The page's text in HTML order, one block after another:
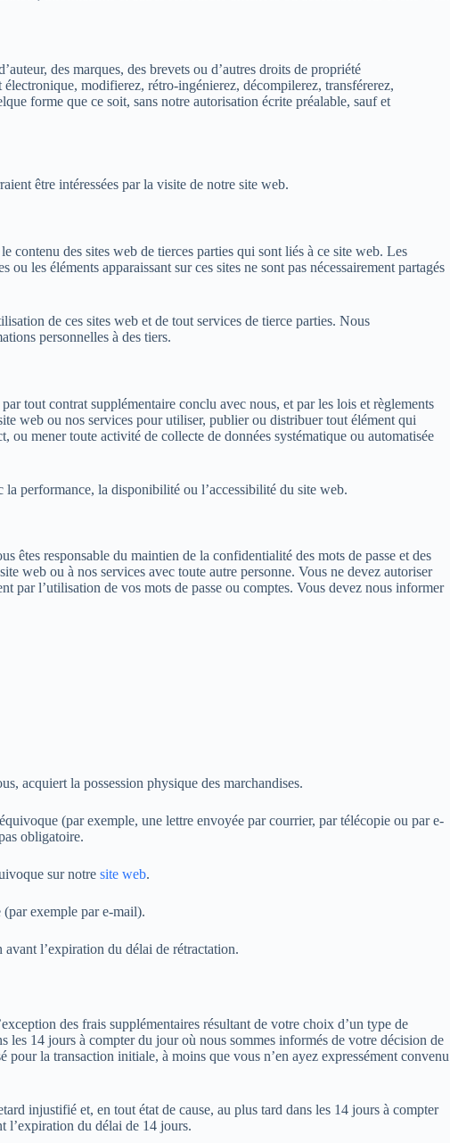
des marques, des brevets ou d’autres droits de propriété
modifierez, rétro-ingénierez, décompilerez, transférerez,
forme que ce soit, sans notre autorisation écrite préalable, sauf et
être intéressées par la visite de notre site web.
contenu des sites web de tierces parties qui sont liés à ce site web. Les
les éléments apparaissant sur ces sites ne sont pas nécessairement partagés
de ces sites web et de tout services de tierce parties. Nous
personnelles à des tiers.
tout contrat supplémentaire conclu avec nous, et par les lois et règlements
web ou nos services pour utiliser, publier ou distribuer tout élément qui
mener toute activité de collecte de données systématique ou automatisée
la performance, la disponibilité ou l’accessibilité du site web.
êtes responsable du maintien de la confidentialité des mots de passe et des
web ou à nos services avec toute autre personne. Vous ne devez autoriser
par l’utilisation de vos mots de passe ou comptes. Vous devez nous informer
acquiert la possession physique des marchandises.
(par exemple, une lettre envoyée par courrier, par télécopie ou par e-
obligatoire.
sur notre site web.
exemple par e-mail).
l’expiration du délai de rétractation.
des frais supplémentaires résultant de votre choix d’un type de
les 14 jours à compter du jour où nous sommes informés de votre décision de
la transaction initiale, à moins que vous n’en ayez expressément convenu
injustifié et, en tout état de cause, au plus tard dans les 14 jours à compter
l’expiration du délai de 14 jours.